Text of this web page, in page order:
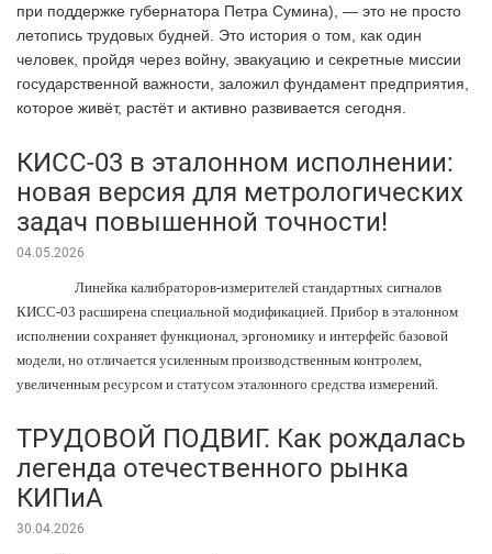
при поддержке губернатора Петра Сумина), — это не просто
летопись трудовых будней. Это история о том, как один
человек, пройдя через войну, эвакуацию и секретные миссии
государственной важности, заложил фундамент предприятия,
которое живёт, растёт и активно развивается сегодня.
КИСС-03 в эталонном исполнении:
новая версия для метрологических
задач повышенной точности!
04.05.2026
Линейка калибраторов-измерителей стандартных сигналов
КИСС-03 расширена специальной модификацией. Прибор в эталонном
исполнении сохраняет функционал, эргономику и интерфейс базовой
модели, но отличается усиленным производственным контролем,
увеличенным ресурсом и статусом эталонного средства измерений.
ТРУДОВОЙ ПОДВИГ. Как рождалась
легенда отечественного рынка
КИПиА
30.04.2026